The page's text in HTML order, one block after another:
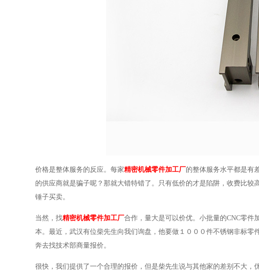
价格是整体服务的反应。每家精密机械零件加工厂的整体服务水平都是有
的供应商就是骗子呢？那就大错特错了。只有低价的才是陷阱，收费比
锤子买卖。
当然，找精密机械零件加工厂合作，量大是可以价优。小批量的CNC零
本。最近，武汉有位柴先生向我们询盘，他要做１０００件不锈钢非标
奔去找技术部商量报价。
很快，我们提供了一个合理的报价，但是柴先生说与其他家的差别不大，